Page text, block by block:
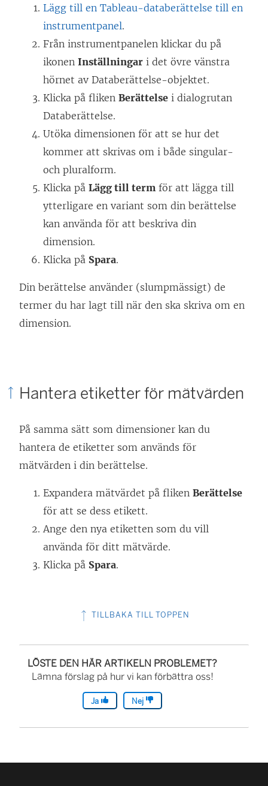
Lägg till en Tableau-databerättelse till en
instrumentpanel.
Från instrumentpanelen klickar du på
ikonen Inställningar i det övre vänstra
hörnet av Databerättelse-objektet.
Klicka på fliken Berättelse i dialogrutan
Databerättelse.
Utöka dimensionen för att se hur det
kommer att skrivas om i både singular-
och pluralform.
Klicka på Lägg till term för att lägga till
ytterligare en variant som din berättelse
kan använda för att beskriva din
dimension.
Klicka på Spara.
Din berättelse använder (slumpmässigt) de
termer du har lagt till när den ska skriva om en
dimension.
Hantera etiketter för mätvärden
På samma sätt som dimensioner kan du
hantera de etiketter som används för
mätvärden i din berättelse.
Expandera mätvärdet på fliken Berättelse
för att se dess etikett.
Ange den nya etiketten som du vill
använda för ditt mätvärde.
Klicka på Spara.
TILLBAKA TILL TOPPEN
LÖSTE DEN HÄR ARTIKELN PROBLEMET?
Lämna förslag på hur vi kan förbättra oss!
Ja Nej